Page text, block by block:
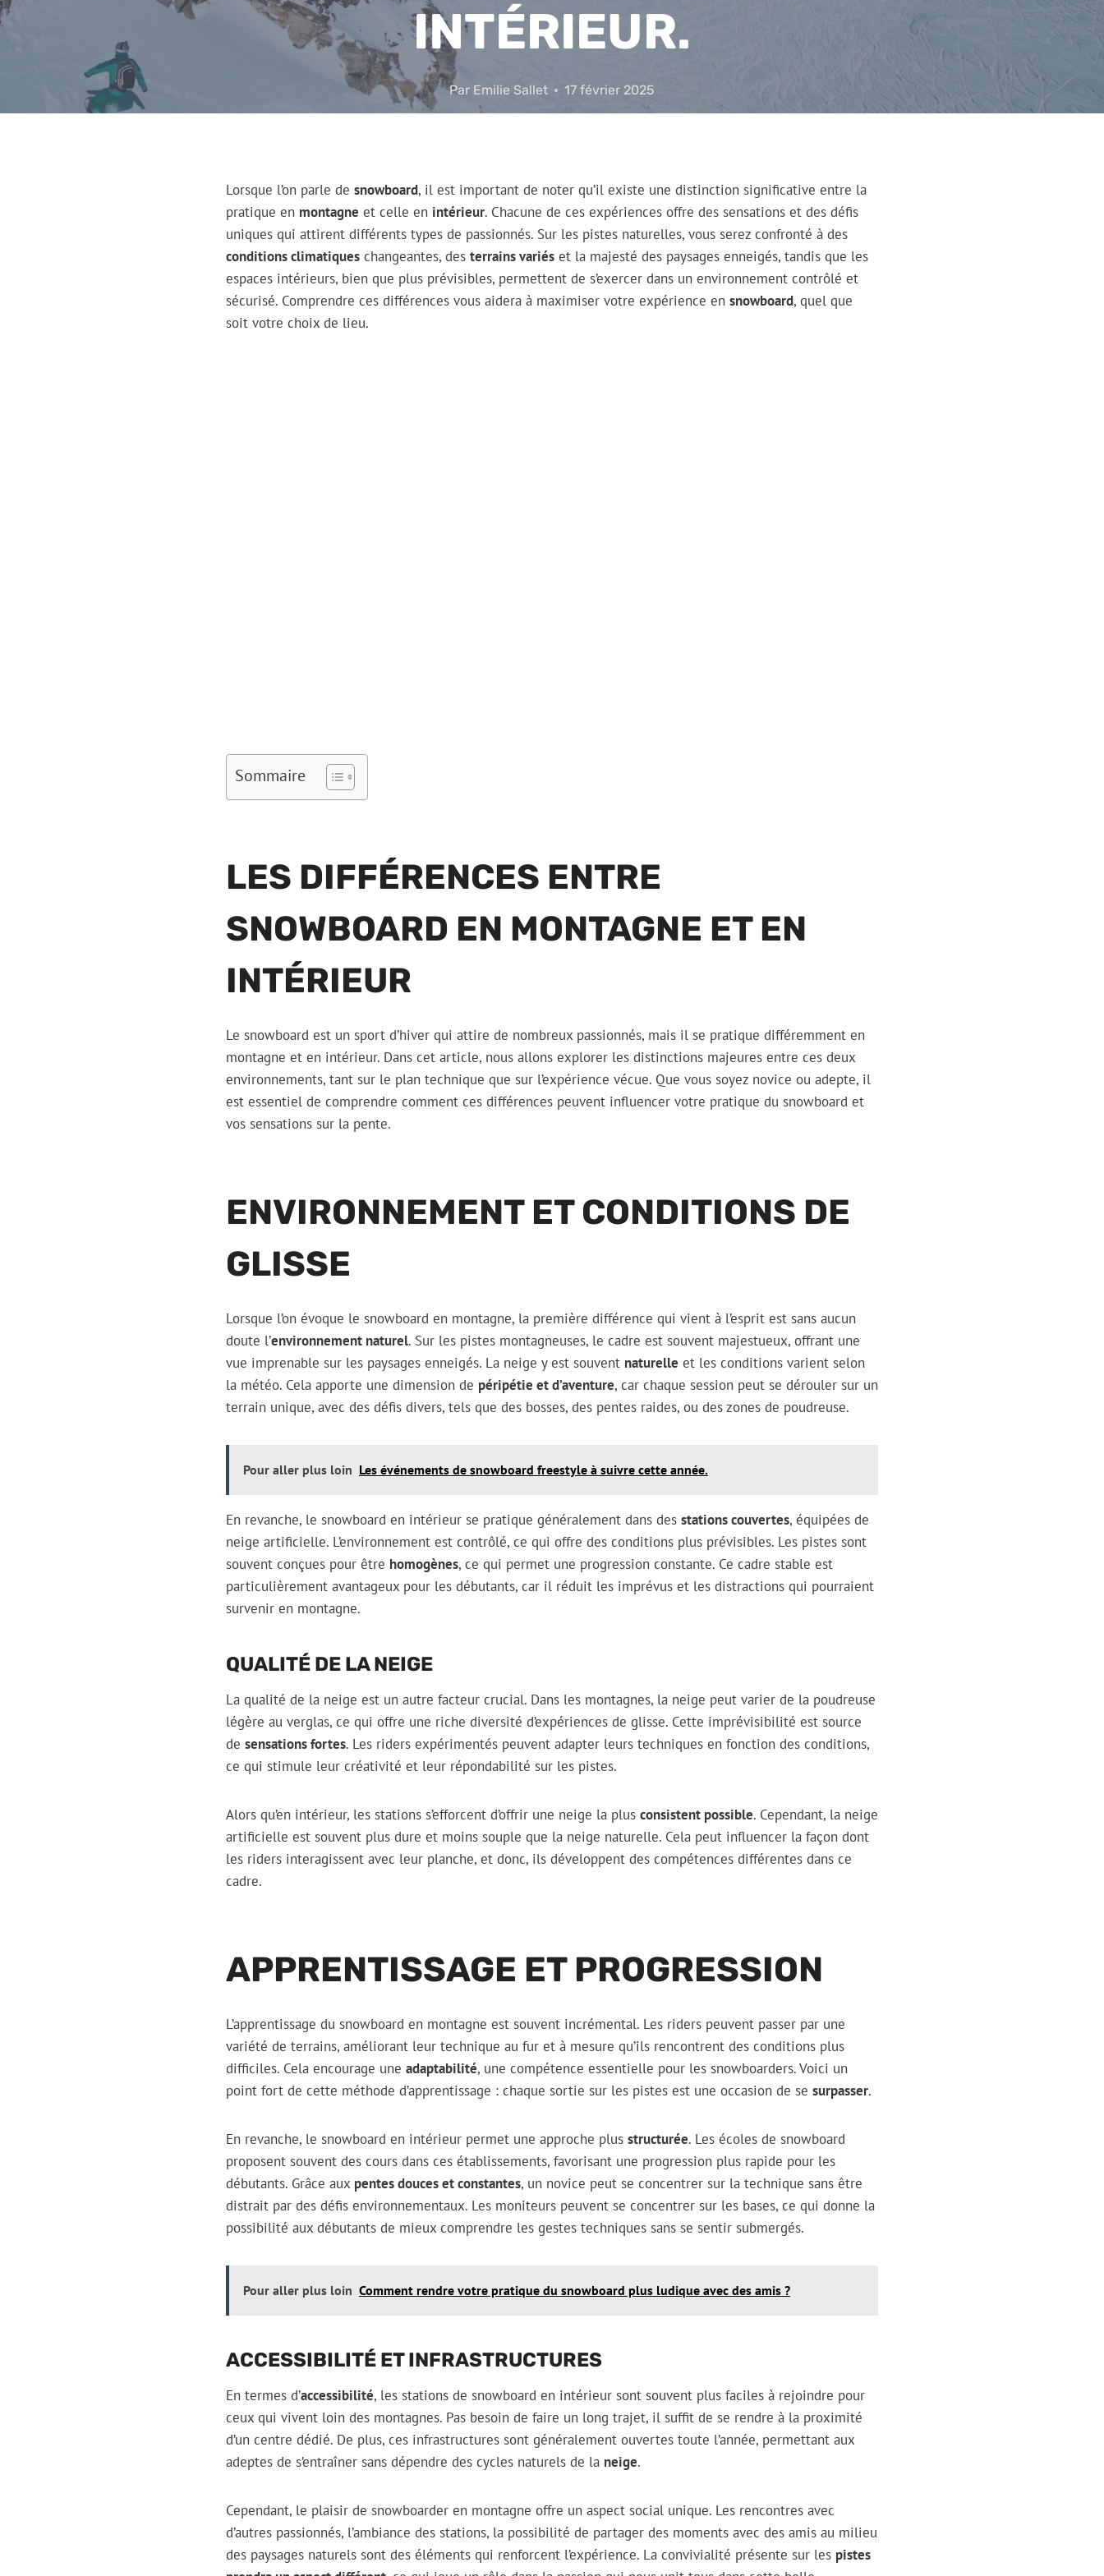
INTÉRIEUR.
Par Emilie Sallet 17 février 2025
Lorsque l’on parle de snowboard, il est important de noter qu’il existe une distinction significative entre la
pratique en montagne et celle en intérieur. Chacune de ces expériences offre des sensations et des défis
uniques qui attirent différents types de passionnés. Sur les pistes naturelles, vous serez confronté à des
conditions climatiques changeantes, des terrains variés et la majesté des paysages enneigés, tandis que les
espaces intérieurs, bien que plus prévisibles, permettent de s’exercer dans un environnement contrôlé et
sécurisé. Comprendre ces différences vous aidera à maximiser votre expérience en snowboard, quel que
soit votre choix de lieu.
Sommaire
LES DIFFÉRENCES ENTRE
SNOWBOARD EN MONTAGNE ET EN
INTÉRIEUR
Le snowboard est un sport d’hiver qui attire de nombreux passionnés, mais il se pratique différemment en
montagne et en intérieur. Dans cet article, nous allons explorer les distinctions majeures entre ces deux
environnements, tant sur le plan technique que sur l’expérience vécue. Que vous soyez novice ou adepte, il
est essentiel de comprendre comment ces différences peuvent influencer votre pratique du snowboard et
vos sensations sur la pente.
ENVIRONNEMENT ET CONDITIONS DE
GLISSE
Lorsque l’on évoque le snowboard en montagne, la première différence qui vient à l’esprit est sans aucun
doute l’environnement naturel. Sur les pistes montagneuses, le cadre est souvent majestueux, offrant une
vue imprenable sur les paysages enneigés. La neige y est souvent naturelle et les conditions varient selon
la météo. Cela apporte une dimension de péripétie et d’aventure, car chaque session peut se dérouler sur un
terrain unique, avec des défis divers, tels que des bosses, des pentes raides, ou des zones de poudreuse.
Pour aller plus loin Les événements de snowboard freestyle à suivre cette année.
En revanche, le snowboard en intérieur se pratique généralement dans des stations couvertes, équipées de
neige artificielle. L’environnement est contrôlé, ce qui offre des conditions plus prévisibles. Les pistes sont
souvent conçues pour être homogènes, ce qui permet une progression constante. Ce cadre stable est
particulièrement avantageux pour les débutants, car il réduit les imprévus et les distractions qui pourraient
survenir en montagne.
QUALITÉ DE LA NEIGE
La qualité de la neige est un autre facteur crucial. Dans les montagnes, la neige peut varier de la poudreuse
légère au verglas, ce qui offre une riche diversité d’expériences de glisse. Cette imprévisibilité est source
de sensations fortes. Les riders expérimentés peuvent adapter leurs techniques en fonction des conditions,
ce qui stimule leur créativité et leur répondabilité sur les pistes.
Alors qu’en intérieur, les stations s’efforcent d’offrir une neige la plus consistent possible. Cependant, la neige
artificielle est souvent plus dure et moins souple que la neige naturelle. Cela peut influencer la façon dont
les riders interagissent avec leur planche, et donc, ils développent des compétences différentes dans ce
cadre.
APPRENTISSAGE ET PROGRESSION
L’apprentissage du snowboard en montagne est souvent incrémental. Les riders peuvent passer par une
variété de terrains, améliorant leur technique au fur et à mesure qu’ils rencontrent des conditions plus
difficiles. Cela encourage une adaptabilité, une compétence essentielle pour les snowboarders. Voici un
point fort de cette méthode d’apprentissage : chaque sortie sur les pistes est une occasion de se surpasser.
En revanche, le snowboard en intérieur permet une approche plus structurée. Les écoles de snowboard
proposent souvent des cours dans ces établissements, favorisant une progression plus rapide pour les
débutants. Grâce aux pentes douces et constantes, un novice peut se concentrer sur la technique sans être
distrait par des défis environnementaux. Les moniteurs peuvent se concentrer sur les bases, ce qui donne la
possibilité aux débutants de mieux comprendre les gestes techniques sans se sentir submergés.
Pour aller plus loin Comment rendre votre pratique du snowboard plus ludique avec des amis ?
ACCESSIBILITÉ ET INFRASTRUCTURES
En termes d’accessibilité, les stations de snowboard en intérieur sont souvent plus faciles à rejoindre pour
ceux qui vivent loin des montagnes. Pas besoin de faire un long trajet, il suffit de se rendre à la proximité
d’un centre dédié. De plus, ces infrastructures sont généralement ouvertes toute l’année, permettant aux
adeptes de s’entraîner sans dépendre des cycles naturels de la neige.
Cependant, le plaisir de snowboarder en montagne offre un aspect social unique. Les rencontres avec
d’autres passionnés, l’ambiance des stations, la possibilité de partager des moments avec des amis au milieu
des paysages naturels sont des éléments qui renforcent l’expérience. La convivialité présente sur les pistes